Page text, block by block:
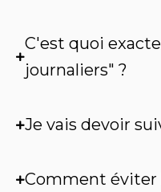
C'est quoi
journaliers" ?
Je vais devoir
Comment éviter